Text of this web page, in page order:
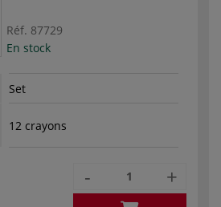
Réf. 87729
En stock
Set
12 crayons
- +